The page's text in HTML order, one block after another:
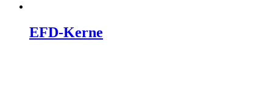
EFD-Kerne